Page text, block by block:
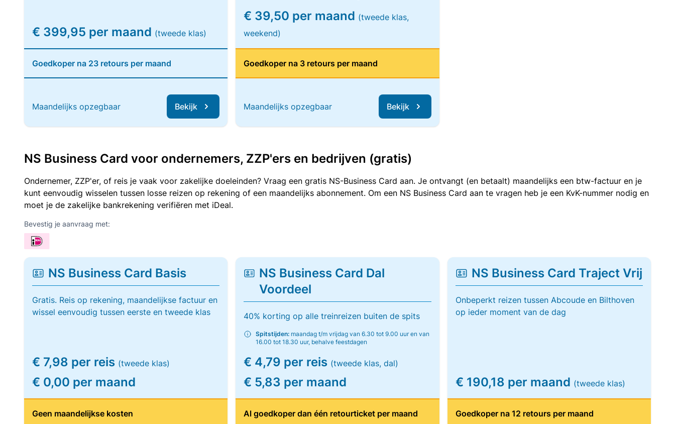
€ 399,95 per maand (tweede klas)
Goedkoper na 23 retours per maand
Maandelijks opzegbaar Bekijk
€ 39,50 per maand (tweede klas,
weekend)
Goedkoper na 3 retours per maand
Maandelijks opzegbaar Bekijk
NS Business Card voor ondernemers, ZZP'ers en bedrijven (gratis)
Ondernemer, ZZP'er, of reis je vaak voor zakelijke doeleinden? Vraag een gratis NS-Business Card aan. Je ontvangt (en betaalt) maandelijks een btw-factuur en je
kunt eenvoudig wisselen tussen losse reizen op rekening of een maandelijks abonnement. Om een NS Business Card aan te vragen heb je een KvK-nummer nodig en
moet je de zakelijke bankrekening verifiëren met iDeal.
Bevestig je aanvraag met:
NS Business Card Basis
Gratis. Reis op rekening, maandelijkse factuur en
wissel eenvoudig tussen eerste en tweede klas
€ 7,98 per reis (tweede klas)
€ 0,00 per maand
Geen maandelijkse kosten
NS Business Card Dal
Voordeel
40% korting op alle treinreizen buiten de spits
Spitstijden: maandag t/m vrijdag van 6.30 tot 9.00 uur en van
16.00 tot 18.30 uur, behalve feestdagen
€ 4,79 per reis (tweede klas, dal)
€ 5,83 per maand
Al goedkoper dan één retourticket per maand
NS Business Card Traject Vrij
Onbeperkt reizen tussen Abcoude en Bilthoven
op ieder moment van de dag
€ 190,18 per maand (tweede klas)
Goedkoper na 12 retours per maand